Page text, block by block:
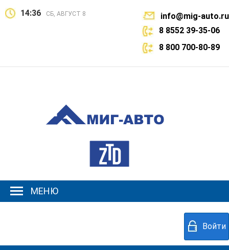
14:36 СБ, АВГУСТ 8
info@mig-auto.ru
8 8552 39-35-06
8 800 700-80-89
МЕНЮ
Войти